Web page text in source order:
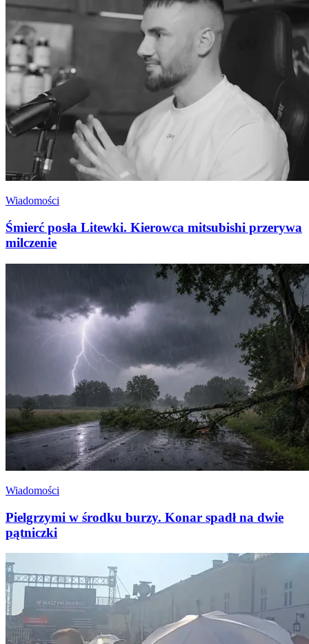
Wiadomości
Śmierć posła Litewki. Kierowca mitsubishi przerywa
milczenie
Wiadomości
Pielgrzymi w środku burzy. Konar spadł na dwie
pątniczki